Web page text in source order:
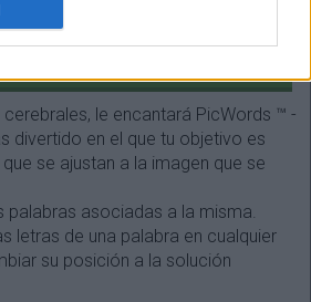
le encantará PicWords ™ -
divertido en el que tu objetivo es
se ajustan a la imagen que se
palabras asociadas a la misma.
letras de una palabra en cualquier
su posición a la solución